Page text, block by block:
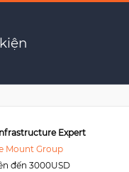
Expert
Mount Group
đến 3000USD